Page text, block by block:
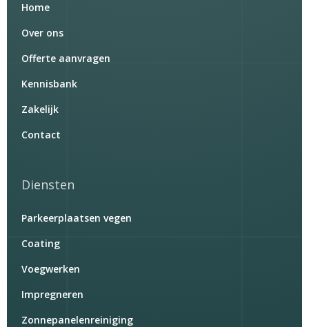
Home
Over ons
Offerte aanvragen
Kennisbank
Zakelijk
Contact
Diensten
Parkeerplaatsen vegen
Coating
Voegwerken
Impregneren
Zonnepanelenreiniging